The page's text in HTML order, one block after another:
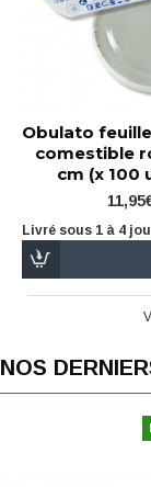
Obulato
comestible
cm (x 100
Livré sous 1 à 4
NOS